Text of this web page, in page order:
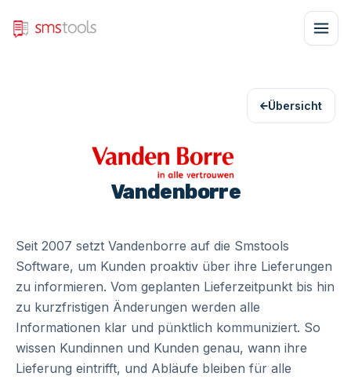
Übersicht
Vandenborre
Seit 2007 setzt Vandenborre auf die Smstools
Software, um Kunden proaktiv über ihre Lieferungen
zu informieren. Vom geplanten Lieferzeitpunkt bis hin
zu kurzfristigen Änderungen werden alle
Informationen klar und pünktlich kommuniziert. So
wissen Kundinnen und Kunden genau, wann ihre
Lieferung eintrifft, und Abläufe bleiben für alle